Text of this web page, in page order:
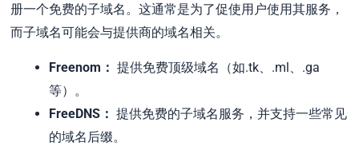
册一个免费的子域名。这通常是为了促使用户使用其服务，
而子域名可能会与提供商的域名相关。
Freenom： 提供免费顶级域名（如.tk、.ml、.ga
等）。
FreeDNS： 提供免费的子域名服务，并支持一些常见
的域名后缀。